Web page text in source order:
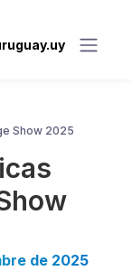
Show 2025
de 2025